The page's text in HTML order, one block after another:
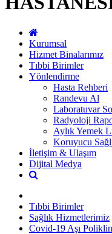
Kurumsal
Hizmet Binalarımız
Tıbbi Birimler
Yönlendirme
Hasta Rehberi
Randevu Al
Laboratuvar
Radyoloji
Aylık Yemek
Koruyucu
İletişim & Ulaşım
Dijital Medya
Tıbbi Birimler
Sağlık Hizmetlerimiz
Covid-19 Aşı